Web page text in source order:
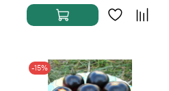
-15%